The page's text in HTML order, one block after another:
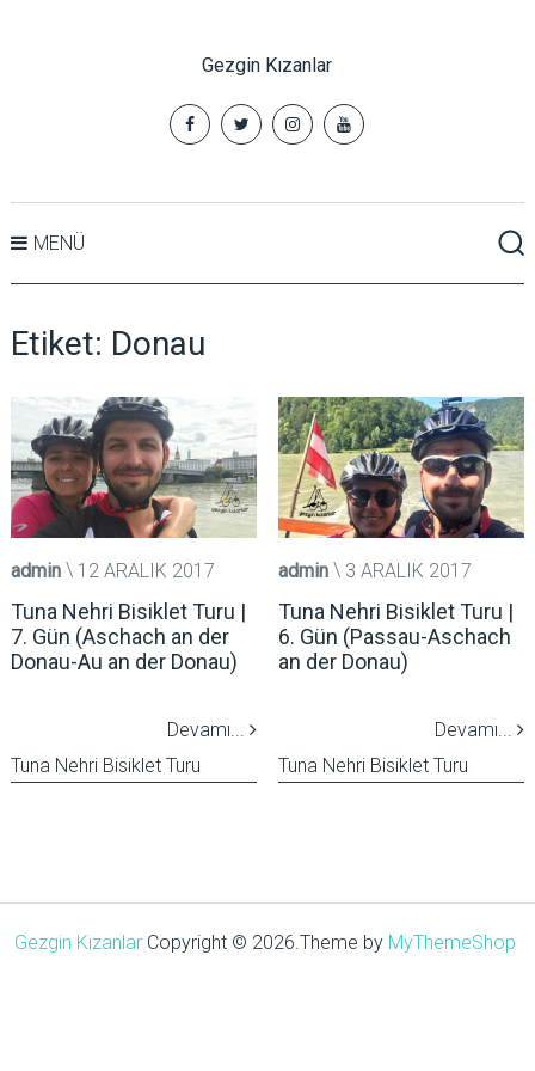
Gezgin Kızanlar
MENÜ
Etiket: Donau
admin 12 ARALIK 2017
Tuna Nehri Bisiklet Turu |
7. Gün (Aschach an der
Donau-Au an der Donau)
Devamı...
Tuna Nehri Bisiklet Turu
admin 3 ARALIK 2017
Tuna Nehri Bisiklet Turu |
6. Gün (Passau-Aschach
an der Donau)
Devamı...
Tuna Nehri Bisiklet Turu
Gezgin KızanlarCopyright © 2026. Theme by MyThemeShop